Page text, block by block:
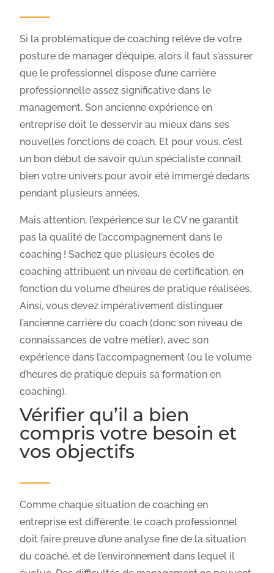
Si la problématique de coaching relève de votre
posture de manager d’équipe, alors il faut s’assurer
que le professionnel dispose d’une carrière
professionnelle assez significative dans le
management. Son ancienne expérience en
entreprise doit le desservir au mieux dans ses
nouvelles fonctions de coach. Et pour vous, c’est
un bon début de savoir qu’un spécialiste connaît
bien votre univers pour avoir été immergé dedans
pendant plusieurs années.
Mais attention, l’expérience sur le CV ne garantit
pas la qualité de l’accompagnement dans le
coaching ! Sachez que plusieurs écoles de
coaching attribuent un niveau de certification, en
fonction du volume d’heures de pratique réalisées.
Ainsi, vous devez impérativement distinguer
l’ancienne carrière du coach (donc son niveau de
connaissances de votre métier), avec son
expérience dans l’accompagnement (ou le volume
d’heures de pratique depuis sa formation en
coaching).
Vérifier qu’il a bien
compris votre besoin et
vos objectifs
Comme chaque situation de coaching en
entreprise est différente, le coach professionnel
doit faire preuve d’une analyse fine de la situation
du coaché, et de l’environnement dans lequel il